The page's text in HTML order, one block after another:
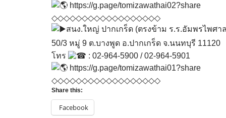
https://g.page/tomizawathai02?share
◇◇◇◇◇◇◇◇◇◇◇◇◇◇◇◇◇◇
สนง.ใหญ่ ปากเกร็ด (ตรงข้าม ร.ร.อัมพรไพศา
50/3 หมู่ 9 ต.บางพูด อ.ปากเกร็ด จ.นนทบุรี 11120
โทร
: 02-964-5900 / 02-964-5901
https://g.page/tomizawathai01?share
◇◇◇◇◇◇◇◇◇◇◇◇◇◇◇◇◇◇
Share this:
Facebook